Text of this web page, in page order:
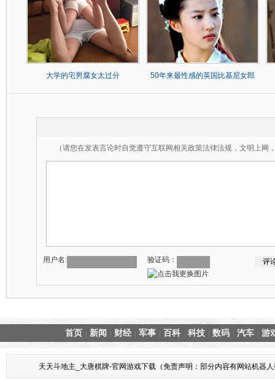
大学的宅男腐女太过分 50年来最性感的英国比基尼女郎
（请您在发表言论时自觉遵守互联网相关政策法律法规，文明上网
用户名: 验证码：
首页 新闻 财经 军事 百科 科技 数码 汽车 游
天天斗地主_大唐棋牌-官网游戏下载（免责声明：部分内容有网站机器